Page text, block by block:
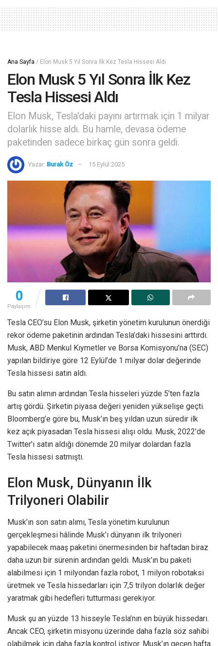
Ana Sayfa / Elon Musk 5 Yıl Sonra İlk Kez Tesla Hissesi Aldı
Elon Musk 5 Yıl Sonra İlk Kez
Tesla Hissesi Aldı
Elon Musk, Tesla'daki payını artırmak için 1 milyar
dolarlık hisse aldı. Bu hamle, devasa ödeme
paketinden sadece birkaç gün sonra geldi.
Yazar: Burak Öz 15 Eylül 2025
0
Paylaşım
Tesla CEO’su Elon Musk, şirketin yönetim kurulunun önerdiği
rekor ödeme paketinin ardından Tesla’daki hissesini arttırdı.
Musk, ABD Menkul Kıymetler ve Borsa Komisyonu’na (SEC)
yapılan bildiriye göre 12 Eylül’de 1 milyar dolar değerinde
Tesla hissesi satın aldı.
Bu satın alımın ardından Tesla hisseleri yüzde 5’ten fazla
artış gördü. Şirketin piyasa değeri yeniden yükselişe geçti.
Bloomberg’e göre bu, Musk’ın beş yıldan uzun süredir ilk
kez açık piyasadan Tesla hissesi alışı oldu. Musk, 2022’de
Twitter’ı satın aldığı dönemde 20 milyar dolardan fazla
Tesla hissesi satmıştı.
Elon Musk, Dünyanın İlk
Trilyoneri Olabilir
Musk’ın son satın alımı, Tesla yönetim kurulunun
gerçekleşmesi hâlinde Musk’ı dünyanın ilk trilyoneri
yapabilecek maaş paketini önermesinden bir haftadan biraz
daha uzun bir sürenin ardından geldi. Musk’ın bu paketi
alabilmesi için 1 milyondan fazla robot, 1 milyon robotaksi
üretmek ve Tesla hissedarları için 7,5 trilyon dolarlık değer
yaratmak gibi hedefleri tutturması gerekiyor.
Musk şu an yüzde 13 hisseyle Tesla’nın en büyük hissedarı.
Ancak CEO, şirketin misyonu üzerinde daha fazla söz sahibi
olabilmek için daha fazla kontrol istiyor. Musk’ın geçen hafta